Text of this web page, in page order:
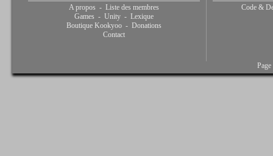
A propos - Liste des membres
Games - Unity - Lexique
Boutique Kookyoo - Donations
Contact
Code &